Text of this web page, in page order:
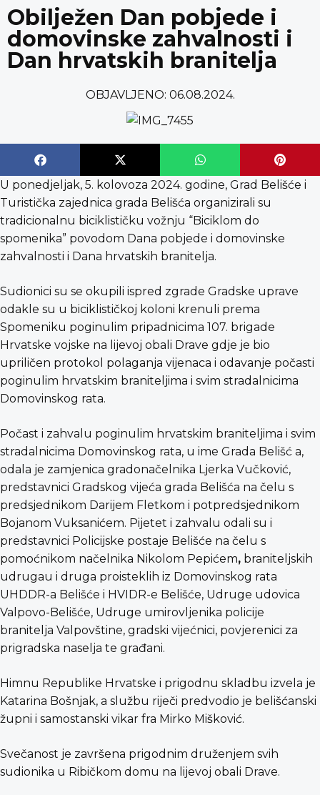
content
Obilježen Dan pobjede i
domovinske zahvalnosti i
Dan hrvatskih branitelja
OBJAVLJENO: 06.08.2024.
U ponedjeljak, 5. kolovoza 2024. godine, Grad Belišće i
Turistička zajednica grada Belišća organizirali su
tradicionalnu biciklističku vožnju “Biciklom do
spomenika” povodom Dana pobjede i domovinske
zahvalnosti i Dana hrvatskih branitelja.
Sudionici su se okupili ispred zgrade Gradske uprave
odakle su u biciklističkoj koloni krenuli prema
Spomeniku poginulim pripadnicima 107. brigade
Hrvatske vojske na lijevoj obali Drave gdje je bio
upriličen protokol polaganja vijenaca i odavanje počasti
poginulim hrvatskim braniteljima i svim stradalnicima
Domovinskog rata.
Počast i zahvalu poginulim hrvatskim braniteljima i svim
stradalnicima Domovinskog rata, u ime Grada Belišć a,
odala je zamjenica gradonačelnika Ljerka Vučković,
predstavnici Gradskog vijeća grada Belišća na čelu s
predsjednikom Darijem Fletkom i potpredsjednikom
Bojanom Vuksanićem. Pijetet i zahvalu odali su i
predstavnici Policijske postaje Belišće na čelu s
pomoćnikom načelnika Nikolom Pepićem, braniteljskih
udrugau i druga proisteklih iz Domovinskog rata
UHDDR-a Belišće i HVIDR-e Belišće, Udruge udovica
Valpovo-Belišće, Udruge umirovljenika policije
branitelja Valpovštine, gradski vijećnici, povjerenici za
prigradska naselja te građani.
Himnu Republike Hrvatske i prigodnu skladbu izvela je
Katarina Bošnjak, a službu riječi predvodio je belišćanski
župni i samostanski vikar fra Mirko Mišković.
Svečanost je završena prigodnim druženjem svih
sudionika u Ribičkom domu na lijevoj obali Drave.